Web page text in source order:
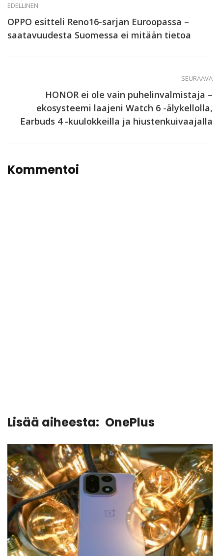
EDELLINEN
OPPO esitteli Reno16-sarjan Euroopassa –
saatavuudesta Suomessa ei mitään tietoa
SEURAAVA
HONOR ei ole vain puhelinvalmistaja –
ekosysteemi laajeni Watch 6 -älykellolla,
Earbuds 4 -kuulokkeilla ja hiustenkuivaajalla
Kommentoi
Lisää aiheesta: OnePlus